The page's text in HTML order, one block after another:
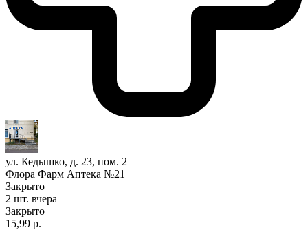
ул. Кедышко, д. 23, пом. 2
Флора Фарм Аптека №21
Закрыто
2 шт. вчера
Закрыто
15,99 р.